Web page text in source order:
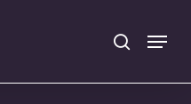
Menu
Close